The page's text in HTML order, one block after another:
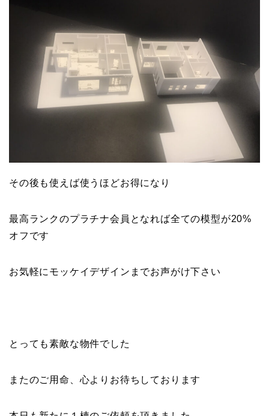
その後も使えば使うほどお得になり
最高ランクのプラチナ会員となれば全ての模型が20%
オフです
お気軽にモッケイデザインまでお声がけ下さい
とっても素敵な物件でした
またのご用命、心よりお待ちしております